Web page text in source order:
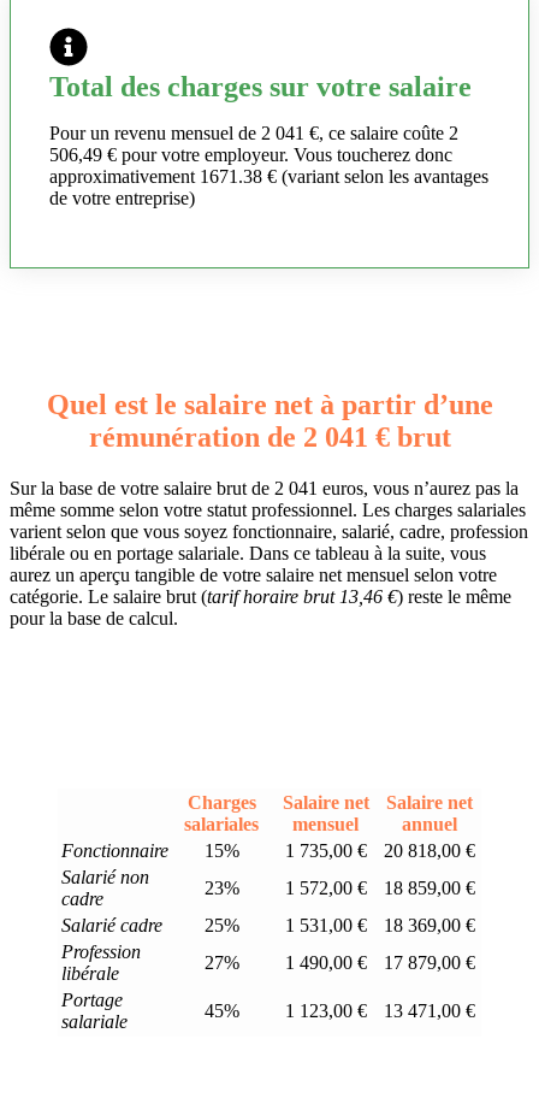
Total des charges sur votre salaire
Pour un revenu mensuel de 2 041 €, ce salaire coûte 2
506,49 € pour votre employeur. Vous toucherez donc
approximativement 1671.38 € (variant selon les avantages
de votre entreprise)
Quel est le salaire net à partir d’une
rémunération de 2 041 € brut
Sur la base de votre salaire brut de 2 041 euros, vous n’aurez pas la
même somme selon votre statut professionnel. Les charges salariales
varient selon que vous soyez fonctionnaire, salarié, cadre, profession
libérale ou en portage salariale. Dans ce tableau à la suite, vous
aurez un aperçu tangible de votre salaire net mensuel selon votre
catégorie. Le salaire brut (tarif horaire brut 13,46 €) reste le même
pour la base de calcul.
Charges
salariales
Salaire net
mensuel
Salaire net
annuel
Fonctionnaire
15% 1 735,00 €
20 818,00 €
Salarié non
cadre
23% 1 572,00 €
18 859,00 €
Salarié cadre
25% 1 531,00 €
18 369,00 €
Profession
libérale
27% 1 490,00 €
17 879,00 €
Portage
salariale
45% 1 123,00 € 13 471,00 €